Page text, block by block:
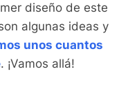
diseño de este
algunas ideas y
unos cuantos
. ¡Vamos allá!